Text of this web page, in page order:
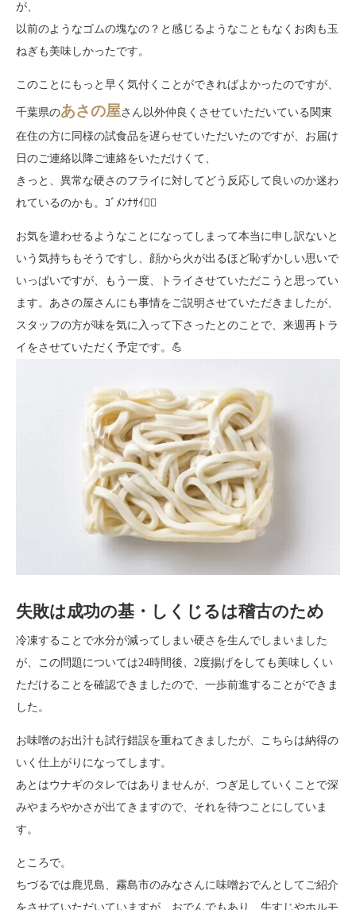
が、
以前のようなゴムの塊なの？と感じるようなこともなくお肉も玉
ねぎも美味しかったです。
このことにもっと早く気付くことができればよかったのですが、
千葉県のあさの屋さん以外仲良くさせていただいている関東
在住の方に同様の試食品を遅らせていただいたのですが、お届け
日のご連絡以降ご連絡をいただけくて、
きっと、異常な硬さのフライに対してどう反応して良いのか迷わ
れているのかも。ｺﾞﾒﾝﾅｻｲ 🙇‍♀️
お気を遣わせるようなことになってしまって本当に申し訳ないと
いう気持ちもそうですし、顔から火が出るほど恥ずかしい思いで
いっぱいですが、もう一度、トライさせていただこうと思ってい
ます。あさの屋さんにも事情をご説明させていただきましたが、
スタッフの方が味を気に入って下さったとのことで、来週再トラ
イをさせていただく予定です。💪
失敗は成功の基・しくじるは稽古のため
冷凍することで水分が減ってしまい硬さを生んでしまいました
が、この問題については24時間後、2度揚げをしても美味しくい
ただけることを確認できましたので、一歩前進することができま
した。
お味噌のお出汁も試行錯誤を重ねてきましたが、こちらは納得の
いく仕上がりになってします。
あとはウナギのタレではありませんが、つぎ足していくことで深
みやまろやかさが出てきますので、それを待つことにしていま
す。
ところで。
ちづるでは鹿児島、霧島市のみなさんに味噌おでんとしてご紹介
をさせていただいていますが、おでんでもあり、牛すじやホルモ